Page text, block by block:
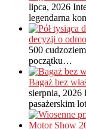
lipca, 2026
legendarna
decyzji o
500
początku…
Bagaż bez
sierpnia, 2026
pasażerskim